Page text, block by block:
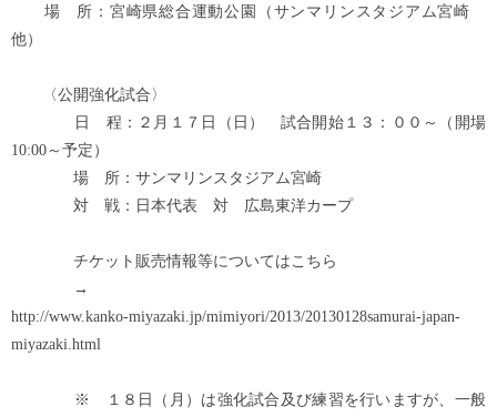
場 所：宮崎県総合運動公園（サンマリンスタジアム宮崎
他）
〈公開強化試合〉
日 程：２月１７日（日） 試合開始１３：００～（開場
10:00～予定）
場 所：サンマリンスタジアム宮崎
対 戦：日本代表 対 広島東洋カープ
チケット販売情報等についてはこちら
→
http://www.kanko-miyazaki.jp/mimiyori/2013/20130128samurai-japan-
miyazaki.html
※ １８日（月）は強化試合及び練習を行いますが、一般